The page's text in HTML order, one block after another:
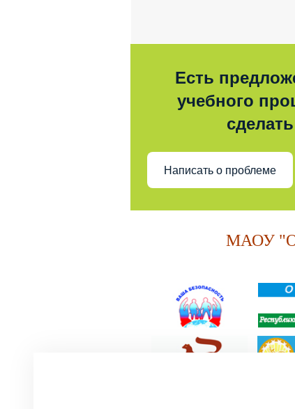
Есть
учебного
Написать о проблеме
МАОУ